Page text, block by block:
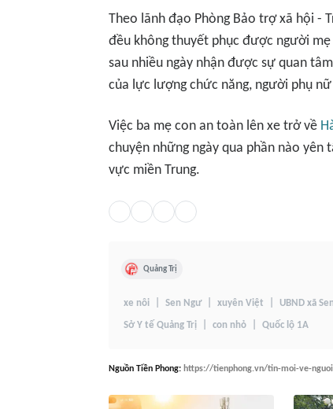
Theo lãnh đạo Phòng Bảo trợ xã hội -
đều không thuyết phục được người
sau nhiều ngày nhận được sự quan
của lực lượng chức năng, người phụ
Việc ba mẹ con an toàn lên xe trở về
chuyện những ngày qua phần nào yên
vực miền Trung.
Quảng Trị
xe nôi Sen Ngư xuyên Việt UBND xã
Sở Y tế Quảng Trị con nhỏ Quốc lộ 1A
Nguồn Tiền Phong: https://tienphong.vn/tin-moi-ve-